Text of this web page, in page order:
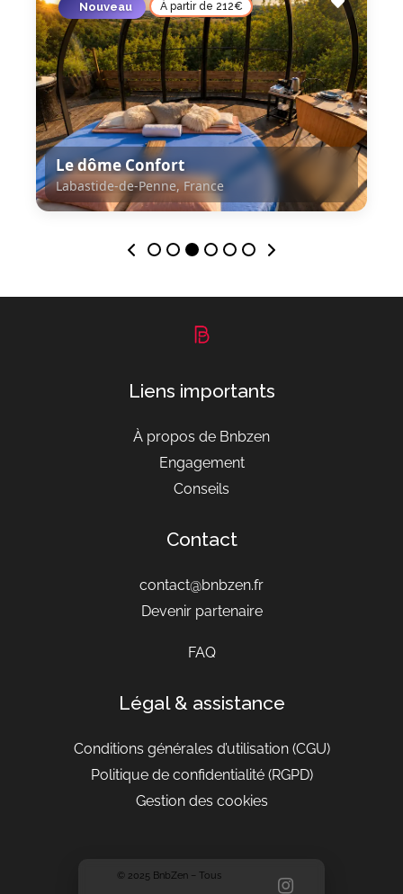
Nouveau À partir de 212€
Labastide-de-Penne, France
Le dôme Confort
Labastide-de-Penne, France
Liens importants
À propos de Bnbzen
Engagement
Conseils
Contact
contact@bnbzen.fr
Devenir partenaire
FAQ
Légal & assistance
Conditions générales d’utilisation(CGU)
Politique de confidentialité (RGPD)
Gestion des cookies
© 2025 BnbZen – Tous